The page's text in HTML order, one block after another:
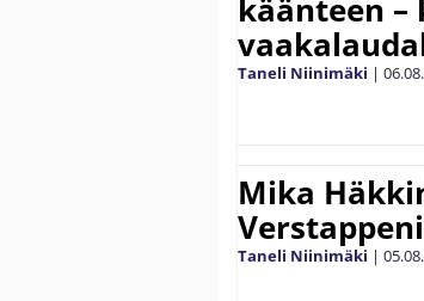
käänteen –
Taneli Niinimäki |
Mika
Taneli Niinimäki |